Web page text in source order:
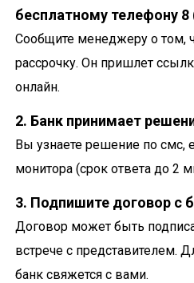
бесплатному телефону 8
Сообщите менеджеру о том,
рассрочку. Он пришлет
онлайн.
2. Банк принимает
Вы узнаете решение по смс,
монитора (срок ответа до 2
3. Подпишите договор с
Договор может быть
встрече с представителем.
банк свяжется с вами.